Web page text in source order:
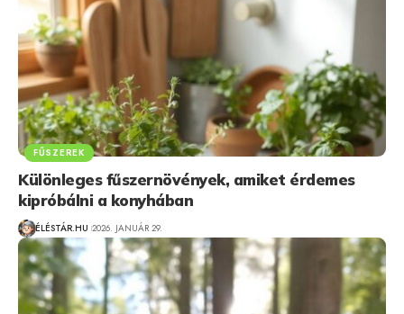
FŰSZEREK
Különleges fűszernövények, amiket érdemes
kipróbálni a konyhában
ÉLÉSTÁR.HU 2026. JANUÁR 29.